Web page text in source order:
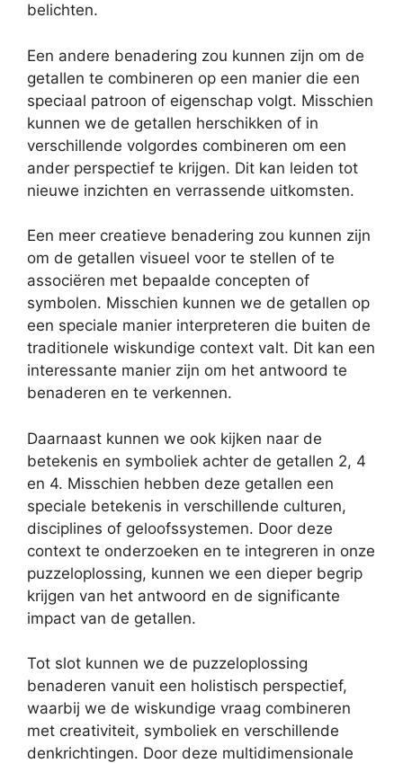
belichten.
Een andere benadering zou kunnen zijn om de
getallen te combineren op een manier die een
speciaal patroon of eigenschap volgt. Misschien
kunnen we de getallen herschikken of in
verschillende volgordes combineren om een
ander perspectief te krijgen. Dit kan leiden tot
nieuwe inzichten en verrassende uitkomsten.
Een meer creatieve benadering zou kunnen zijn
om de getallen visueel voor te stellen of te
associëren met bepaalde concepten of
symbolen. Misschien kunnen we de getallen op
een speciale manier interpreteren die buiten de
traditionele wiskundige context valt. Dit kan een
interessante manier zijn om het antwoord te
benaderen en te verkennen.
Daarnaast kunnen we ook kijken naar de
betekenis en symboliek achter de getallen 2, 4
en 4. Misschien hebben deze getallen een
speciale betekenis in verschillende culturen,
disciplines of geloofssystemen. Door deze
context te onderzoeken en te integreren in onze
puzzeloplossing, kunnen we een dieper begrip
krijgen van het antwoord en de significante
impact van de getallen.
Tot slot kunnen we de puzzeloplossing
benaderen vanuit een holistisch perspectief,
waarbij we de wiskundige vraag combineren
met creativiteit, symboliek en verschillende
denkrichtingen. Door deze multidimensionale